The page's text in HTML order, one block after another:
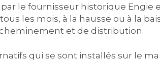
le fournisseur historique Engie
les mois, à la hausse ou à la
et de distribution.
qui se sont installés sur le